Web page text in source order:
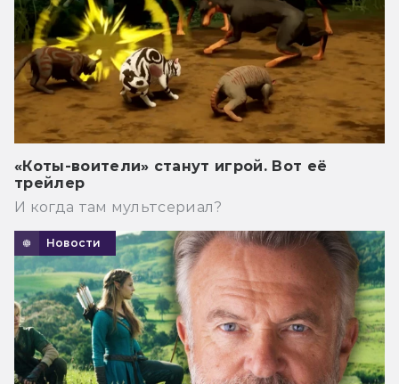
«Коты-воители» станут игрой. Вот её
трейлер
И когда там мультсериал?
Новости